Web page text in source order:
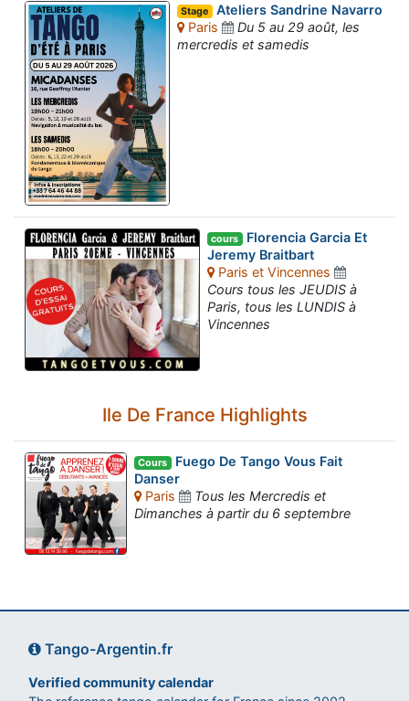
Stage Ateliers Sandrine Navarro
Paris
Du 5 au 29 août, les
mercredis et samedis
cours Florencia Garcia Et
Jeremy Braitbart
Paris et Vincennes
Cours tous les JEUDIS à
Paris, tous les LUNDIS à
Vincennes
Ile De France Highlights
Cours Fuego De Tango Vous Fait
Danser
Paris
Tous les Mercredis et
Dimanches à partir du 6 septembre
Tango-Argentin.fr
Verified community calendar